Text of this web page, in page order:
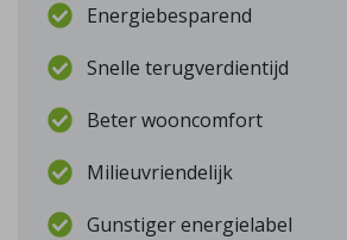
Energiebesparend
Snelle terugverdientijd
Beter wooncomfort
Milieuvriendelijk
Gunstiger energielabel